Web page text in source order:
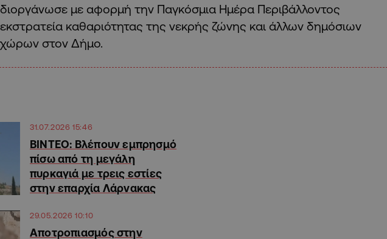
διοργάνωσε με αφορμή την Παγκόσμια Ημέρα Περιβάλλοντος
εκστρατεία καθαριότητας της νεκρής ζώνης και άλλων δημόσιων
χώρων στον Δήμο.
31.07.2026 15:46
ΒΙΝΤΕΟ: Βλέπουν εμπρησμό
πίσω από τη μεγάλη
πυρκαγιά με τρεις εστίες
στην επαρχία Λάρνακας
29.05.2026 10:10
Αποτροπιασμός στην